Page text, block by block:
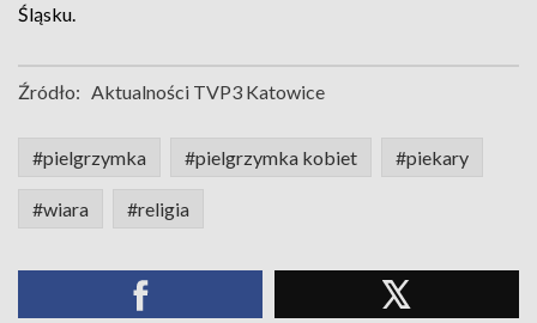
Śląsku.
Źródło: Aktualności TVP3 Katowice
#pielgrzymka #pielgrzymka kobiet #piekary
#wiara #religia